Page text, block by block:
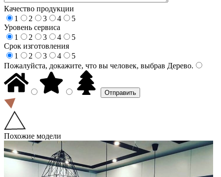
Качество продукции
1
2 3 4
5
Уровень сервиса
1
2 3 4
5
Срок изготовления
1
2 3 4
5
Пожалуйста, докажите, что вы человек, выбрав Дерево.
Похожие модели